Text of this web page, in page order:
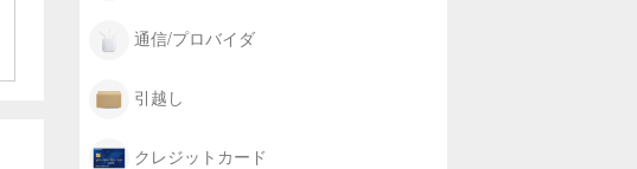
通信/プロバイダ
引越し
クレジットカード